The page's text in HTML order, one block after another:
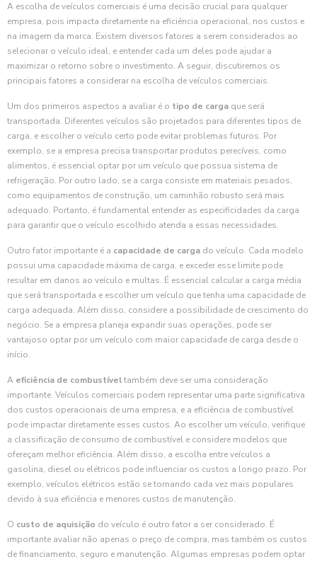
A escolha de veículos comerciais é uma decisão crucial para qualquer
empresa, pois impacta diretamente na eficiência operacional, nos custos e
na imagem da marca. Existem diversos fatores a serem considerados ao
selecionar o veículo ideal, e entender cada um deles pode ajudar a
maximizar o retorno sobre o investimento. A seguir, discutiremos os
principais fatores a considerar na escolha de veículos comerciais.
Um dos primeiros aspectos a avaliar é o tipo de carga que será
transportada. Diferentes veículos são projetados para diferentes tipos de
carga, e escolher o veículo certo pode evitar problemas futuros. Por
exemplo, se a empresa precisa transportar produtos perecíveis, como
alimentos, é essencial optar por um veículo que possua sistema de
refrigeração. Por outro lado, se a carga consiste em materiais pesados,
como equipamentos de construção, um caminhão robusto será mais
adequado. Portanto, é fundamental entender as especificidades da carga
para garantir que o veículo escolhido atenda a essas necessidades.
Outro fator importante é a capacidade de carga do veículo. Cada modelo
possui uma capacidade máxima de carga, e exceder esse limite pode
resultar em danos ao veículo e multas. É essencial calcular a carga média
que será transportada e escolher um veículo que tenha uma capacidade de
carga adequada. Além disso, considere a possibilidade de crescimento do
negócio. Se a empresa planeja expandir suas operações, pode ser
vantajoso optar por um veículo com maior capacidade de carga desde o
início.
A eficiência de combustíveltambém deve ser uma consideração
importante. Veículos comerciais podem representar uma parte significativa
dos custos operacionais de uma empresa, e a eficiência de combustível
pode impactar diretamente esses custos. Ao escolher um veículo, verifique
a classificação de consumo de combustível e considere modelos que
ofereçam melhor eficiência. Além disso, a escolha entre veículos a
gasolina, diesel ou elétricos pode influenciar os custos a longo prazo. Por
exemplo, veículos elétricos estão se tornando cada vez mais populares
devido à sua eficiência e menores custos de manutenção.
O custo de aquisição do veículo é outro fator a ser considerado. É
importante avaliar não apenas o preço de compra, mas também os custos
de financiamento, seguro e manutenção. Algumas empresas podem optar